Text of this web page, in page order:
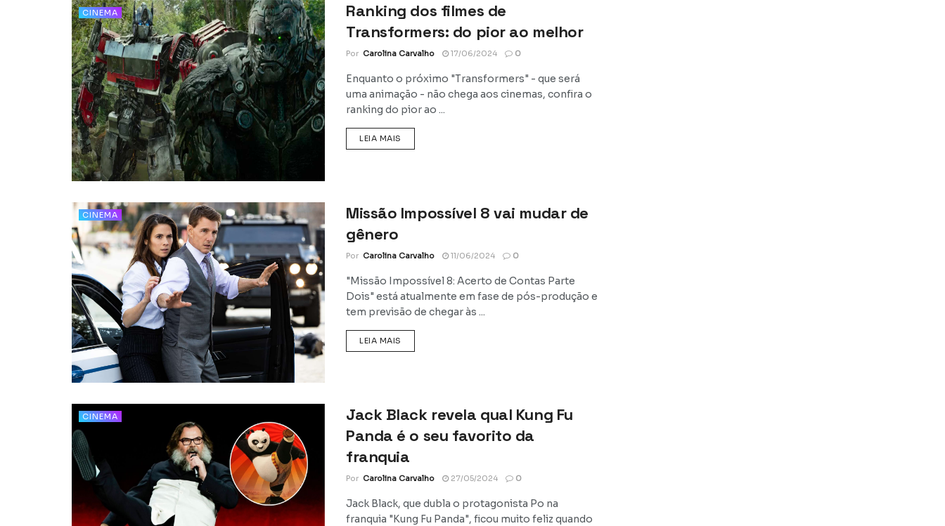
CINEMA
Ranking dos filmes de
Transformers: do pior ao melhor
Por Carolina Carvalho 17/06/2024 0
Enquanto o próximo "Transformers" - que será
uma animação - não chega aos cinemas, confira o
ranking do pior ao ...
LEIA MAIS
CINEMA
Missão Impossível 8 vai mudar de
gênero
Por Carolina Carvalho 11/06/2024 0
"Missão Impossível 8: Acerto de Contas Parte
Dois" está atualmente em fase de pós-produção e
tem previsão de chegar às ...
LEIA MAIS
CINEMA
Jack Black revela qual Kung Fu
Panda é o seu favorito da
franquia
Por Carolina Carvalho 27/05/2024 0
Jack Black, que dubla o protagonista Po na
franquia "Kung Fu Panda", ficou muito feliz quando